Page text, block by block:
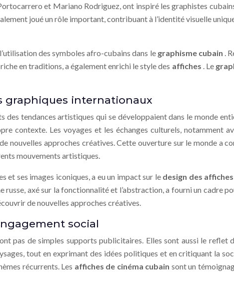
et Mariano Rodriguez, ont inspiré les graphistes
joué un rôle important, contribuant à l’identité visuelle
des symboles afro-cubains dans le graphisme cubain .
riche en traditions, a également enrichi le style des affiches . Le
graphiques internationaux
des tendances artistiques qui se développaient dans le monde
contexte. Les voyages et les échanges culturels, notamment
nouvelles approches créatives. Cette ouverture sur le monde a
mouvements artistiques.
et ses images iconiques, a eu un impact sur le design des
russe, axé sur la fonctionnalité et l’abstraction, a fourni un cadre
de nouvelles approches créatives.
social
pas de simples supports publicitaires. Elles sont aussi le reflet
tout en exprimant des idées politiques et en critiquant la
récurrents. Les affiches de cinéma cubain sont un